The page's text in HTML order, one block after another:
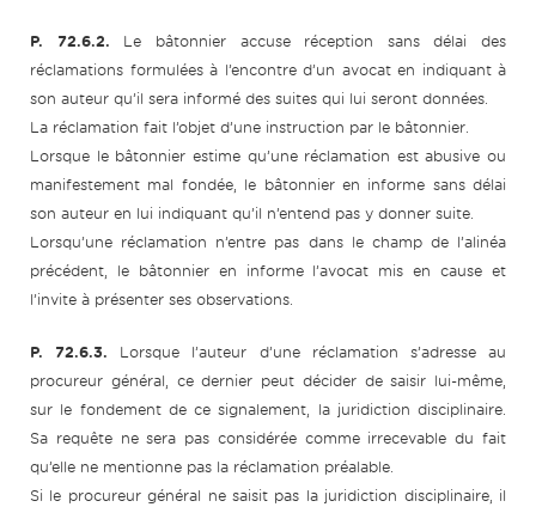
P. 72.6.2. Le bâtonnier accuse réception sans délai des
réclamations formulées à l’encontre d’un avocat en indiquant à
son auteur qu’il sera informé des suites qui lui seront données.
La réclamation fait l’objet d’une instruction par le bâtonnier.
Lorsque le bâtonnier estime qu’une réclamation est abusive ou
manifestement mal fondée, le bâtonnier en informe sans délai
son auteur en lui indiquant qu’il n’entend pas y donner suite.
Lorsqu’une réclamation n’entre pas dans le champ de l’alinéa
précédent, le bâtonnier en informe l’avocat mis en cause et
l’invite à présenter ses observations.
P. 72.6.3. Lorsque l’auteur d’une réclamation s’adresse au
procureur général, ce dernier peut décider de saisir lui-même,
sur le fondement de ce signalement, la juridiction disciplinaire.
Sa requête ne sera pas considérée comme irrecevable du fait
qu’elle ne mentionne pas la réclamation préalable.
Si le procureur général ne saisit pas la juridiction disciplinaire, il